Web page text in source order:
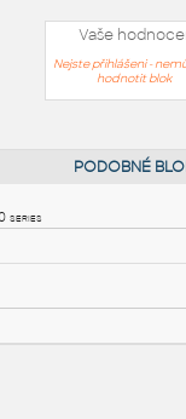
Vaše
Nejste přihlášeni -
hodnotit blok